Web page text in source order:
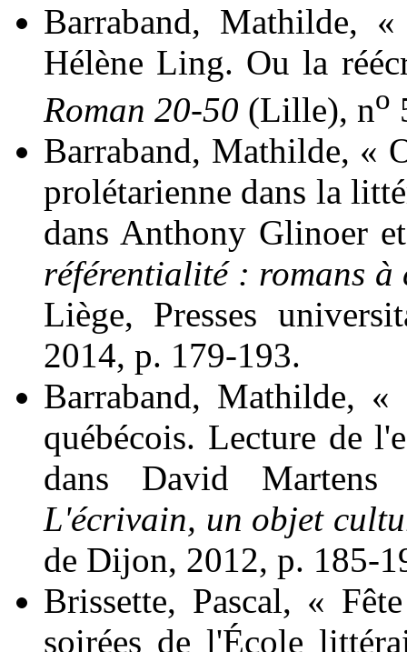
Barraband, Mathilde, «
Hélène Ling. Ou la
Roman 20-50 (Lille), no
Barraband, Mathilde, «
prolétarienne dans la
dans Anthony Glinoer
référentialité : romans à
Liège, Presses
2014, p. 179-193.
Barraband, Mathilde, «
québécois. Lecture de
dans David Martens
L'écrivain, un objet
de Dijon, 2012, p. 185-
Brissette, Pascal, «
soirées de l'École